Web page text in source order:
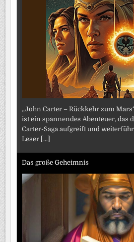
„John Carter – Rückkehr zum
ist ein spannendes Abenteuer, das
Carter-Saga aufgreift und
Leser [...]
Das große Geheimnis